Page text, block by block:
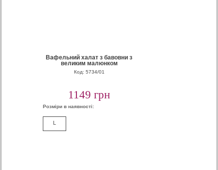
Вафельний халат з бавовни з
великим малюнком
Код: 5734/01
1149 грн
Розміри в наявності:
L